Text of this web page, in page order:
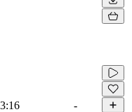
3:16 -